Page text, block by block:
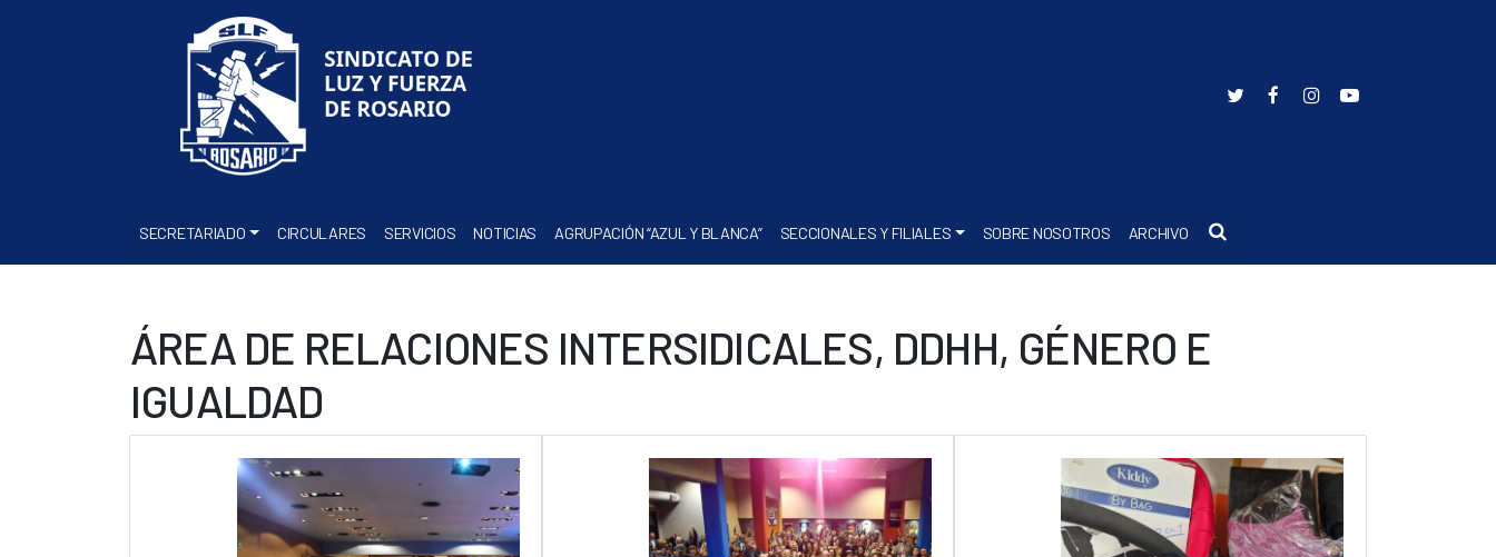
SECRETARIADO CIRCULARES SERVICIOS NOTICIAS AGRUPACIÓN “AZUL Y BLANCA” SECCIONALES Y FILIALES SOBRE NOSOTROS ARCHIVO Buscar
ÁREA DE RELACIONES INTERSIDICALES, DDHH, GÉNERO E
IGUALDAD